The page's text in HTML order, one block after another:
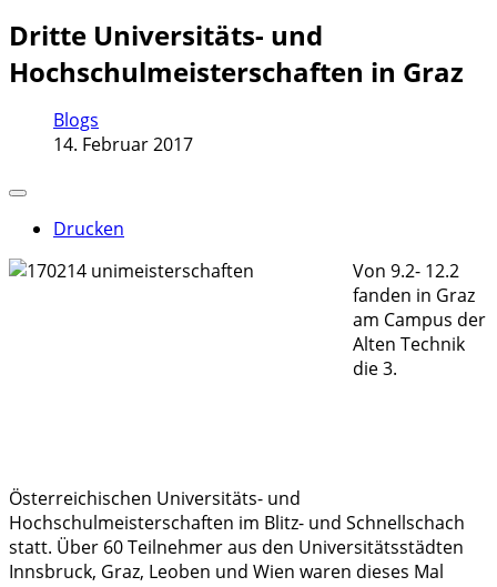
Dritte Universitäts- und
Hochschulmeisterschaften in Graz
Blogs
14. Februar 2017
Drucken
Von 9.2- 12.2
fanden in Graz
am Campus der
Alten Technik
die 3.
Österreichischen Universitäts- und
Hochschulmeisterschaften im Blitz- und Schnellschach
statt. Über 60 Teilnehmer aus den Universitätsstädten
Innsbruck, Graz, Leoben und Wien waren dieses Mal